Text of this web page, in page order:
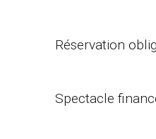
Réservation
Spectacle